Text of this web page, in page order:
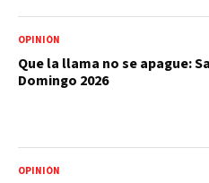
OPINIÓN
Que la llama no se apague:
Domingo 2026
OPINIÓN